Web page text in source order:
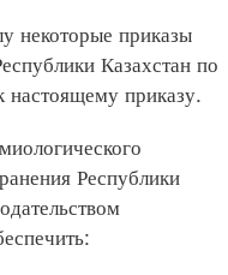
приказы
Казахстан по
настоящему приказу.
Республики